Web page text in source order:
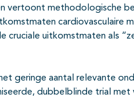
vertoont methodologische
cardiovasculaire
cruciale uitkomstmaten als
geringe aantal relevante
dubbelblinde trial